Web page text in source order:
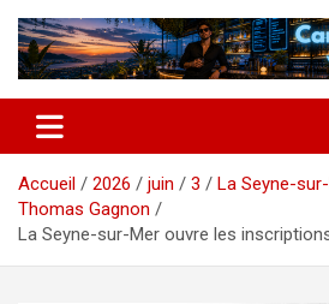
Presse 83
Accueil 2026 juin 3
La Seyne-
Thomas Gagnon
La Seyne-sur-Mer ouvre les